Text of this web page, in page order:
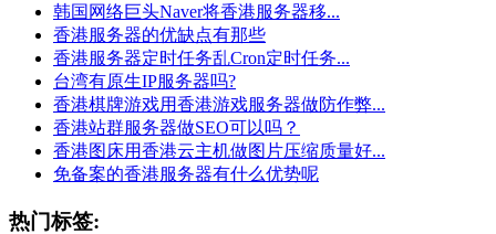
韩国网络巨头Naver将香港服务器移...
香港服务器的优缺点有那些
香港服务器定时任务乱Cron定时任务...
台湾有原生IP服务器吗?
香港棋牌游戏用香港游戏服务器做防作弊...
香港站群服务器做SEO可以吗？
香港图床用香港云主机做图片压缩质量好...
免备案的香港服务器有什么优势呢
热门标签: